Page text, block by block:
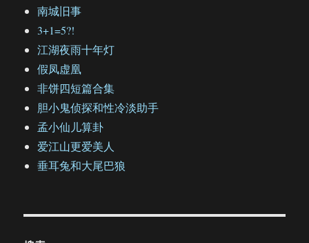
南城旧事
3+1=5?!
江湖夜雨十年灯
假凤虚凰
非饼四短篇合集
胆小鬼侦探和性冷淡助手
孟小仙儿算卦
爱江山更爱美人
垂耳兔和大尾巴狼